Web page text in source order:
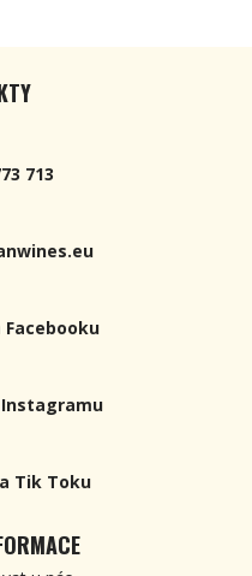
713
Tik Toku